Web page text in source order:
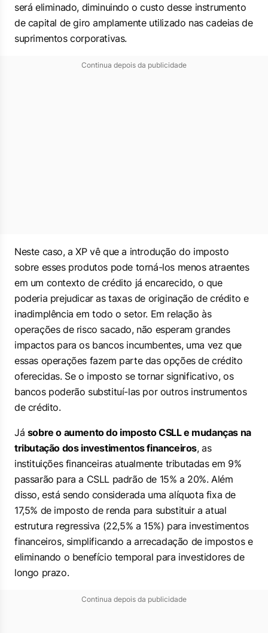
será eliminado, diminuindo o custo desse instrumento
de capital de giro amplamente utilizado nas cadeias de
suprimentos corporativas.
Continua depois da publicidade
Neste caso, a XP vê que a introdução do imposto
sobre esses produtos pode torná-los menos atraentes
em um contexto de crédito já encarecido, o que
poderia prejudicar as taxas de originação de crédito e
inadimplência em todo o setor. Em relação às
operações de risco sacado, não esperam grandes
impactos para os bancos incumbentes, uma vez que
essas operações fazem parte das opções de crédito
oferecidas. Se o imposto se tornar significativo, os
bancos poderão substituí-las por outros instrumentos
de crédito.
Já sobre o aumento do imposto CSLL e mudanças na
tributação dos investimentos financeiros, as
instituições financeiras atualmente tributadas em 9%
passarão para a CSLL padrão de 15% a 20%. Além
disso, está sendo considerada uma alíquota fixa de
17,5% de imposto de renda para substituir a atual
estrutura regressiva (22,5% a 15%) para investimentos
financeiros, simplificando a arrecadação de impostos e
eliminando o benefício temporal para investidores de
longo prazo.
Continua depois da publicidade